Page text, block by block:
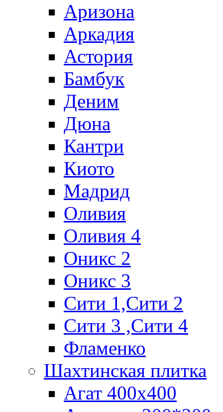
Аризона
Аркадия
Астория
Бамбук
Деним
Дюна
Кантри
Киото
Мадрид
Оливия
Оливия 4
Оникс 2
Оникс 3
Сити 1,Cити 2
Сити 3 ,Сити 4
Фламенко
Шахтинская плитка
Агат 400х400